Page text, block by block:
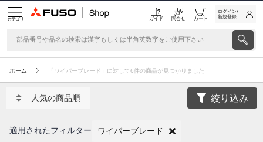
カテゴリ ガイド 問合せ カート
ログイン/
新規登録
ホーム 「ワイパーブレード」に対して6件の商品が見つかりました
人気の商品順 絞り込み
適用されたフィルター ワイパーブレード